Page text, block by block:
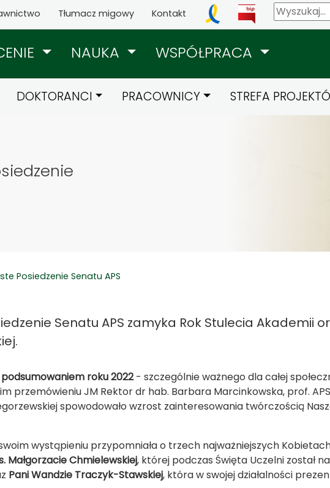
Tłumacz migowy Kontakt
NAUKA WSPÓŁPRACA
DOKTORANCI PRACOWNICY STREFA
Posiedzenie Senatu APS
Senatu APS zamyka Rok Stulecia Akademii
podsumowaniem roku 2022- szczególnie ważnego dla całej
przemówieniu JM Rektor dr hab. Barbara Marcinkowska, prof.
spowodowało wzrost zainteresowania twórczością
wystąpieniu przypomniała o trzech najważniejszych
Małgorzacie Chmielewskiej, której podczas Święta Uczelni został
Pani Wandzie Traczyk-Stawskiej, która w swojej działalności